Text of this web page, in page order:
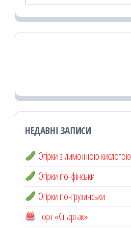
НЕДАВНІ ЗАПИСИ
Огірки з лимонною кислотою
Огірки по-фінськи
Огірки по-грузинськи
Торт «Спартак»